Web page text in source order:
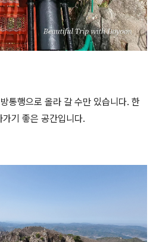
통행으로 올라 갈 수만 있습니다. 한
기 좋은 공간입니다.